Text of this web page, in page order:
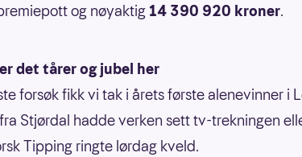
og nøyaktig14 390 920 kroner.
det tårer og jubel her
forsøk fikk vi tak i årets første alenevinner i
Stjørdal hadde verken sett tv-trekningen
Tipping ringte lørdag kveld.